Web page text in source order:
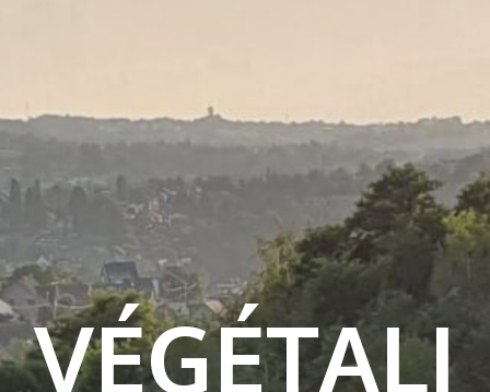
VÉGÉTALI